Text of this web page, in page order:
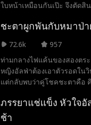
ใบหน้าเหมือนกันเป๊ะ จึงตัดสิ
เพื่อนสนิทหักเหลี่ยมโหดของ
ชะตาผูกพันกับหมาป่า
72.6k
957
ท่ามกลางไฟแค้นของสองตระ
หญิงอัลฟ่าต้องเอาตัวรอดใน
แต่กลับพบว่าคู่โชคชะตาคือ
ปรารถนา จึงกลายเป็นเพียงค
ชีวิตเธอได้
ภรรยาแช่แข็ง หัวใจ
ช้า